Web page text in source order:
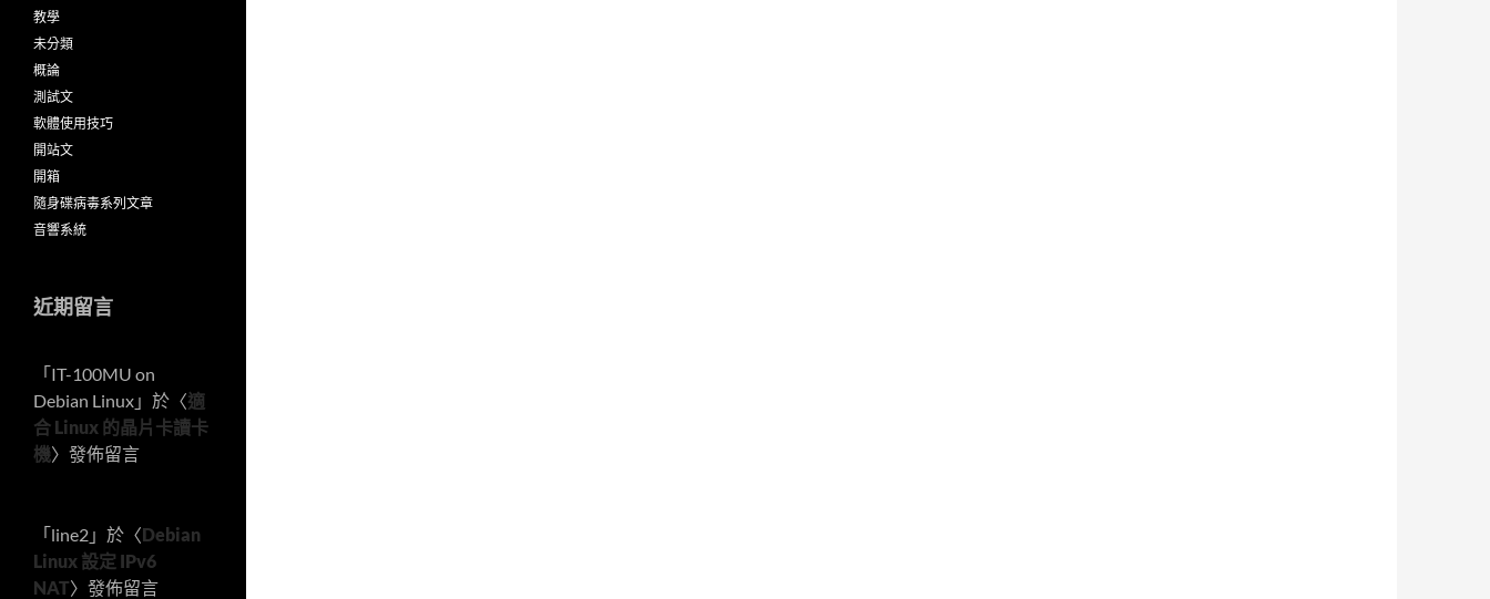
教學
未分類
概論
測試文
軟體使用技巧
開站文
開箱
隨身碟病毒系列文章
音響系統
近期留言
「IT-100MU on
Debian Linux 」於〈適
合 Linux 的晶片卡讀卡
機〉發佈留言
「line2 」於〈Debian
Linux 設定 IPv6
NAT〉發佈留言